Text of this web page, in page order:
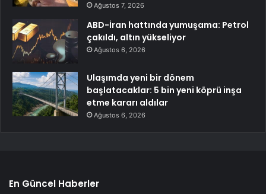
Ağustos 7, 2026
ABD-İran hattında yumuşama: Petrol
çakıldı, altın yükseliyor
Ağustos 6, 2026
Ulaşımda yeni bir dönem
başlatacaklar: 5 bin yeni köprü inşa
etme kararı aldılar
Ağustos 6, 2026
En Güncel Haberler